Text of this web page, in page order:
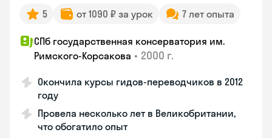
5 от 1090 ₽ за урок 7 лет опыта
СПб государственная консерватория им.
Римского-Корсакова • 2000 г.
Окончила курсы гидов-переводчиков в 2012
году
Провела несколько лет в Великобритании,
что обогатило опыт